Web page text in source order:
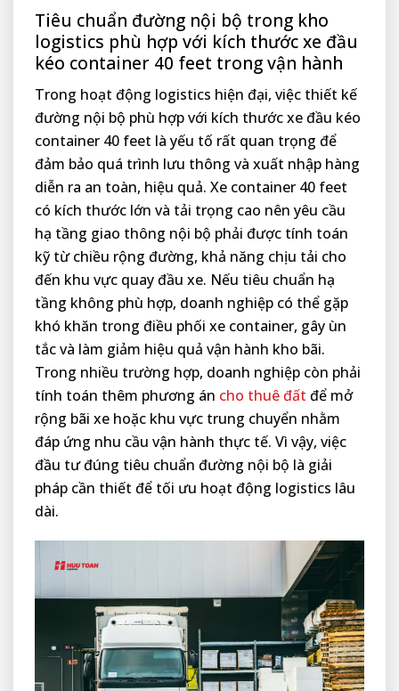
Tiêu chuẩn đường nội bộ trong kho
logistics phù hợp với kích thước xe đầu
kéo container 40 feet trong vận hành
Trong hoạt động logistics hiện đại, việc thiết kế
đường nội bộ phù hợp với kích thước xe đầu kéo
container 40 feet là yếu tố rất quan trọng để
đảm bảo quá trình lưu thông và xuất nhập hàng
diễn ra an toàn, hiệu quả. Xe container 40 feet
có kích thước lớn và tải trọng cao nên yêu cầu
hạ tầng giao thông nội bộ phải được tính toán
kỹ từ chiều rộng đường, khả năng chịu tải cho
đến khu vực quay đầu xe. Nếu tiêu chuẩn hạ
tầng không phù hợp, doanh nghiệp có thể gặp
khó khăn trong điều phối xe container, gây ùn
tắc và làm giảm hiệu quả vận hành kho bãi.
Trong nhiều trường hợp, doanh nghiệp còn phải
tính toán thêm phương án cho thuê đất để mở
rộng bãi xe hoặc khu vực trung chuyển nhằm
đáp ứng nhu cầu vận hành thực tế. Vì vậy, việc
đầu tư đúng tiêu chuẩn đường nội bộ là giải
pháp cần thiết để tối ưu hoạt động logistics lâu
dài.